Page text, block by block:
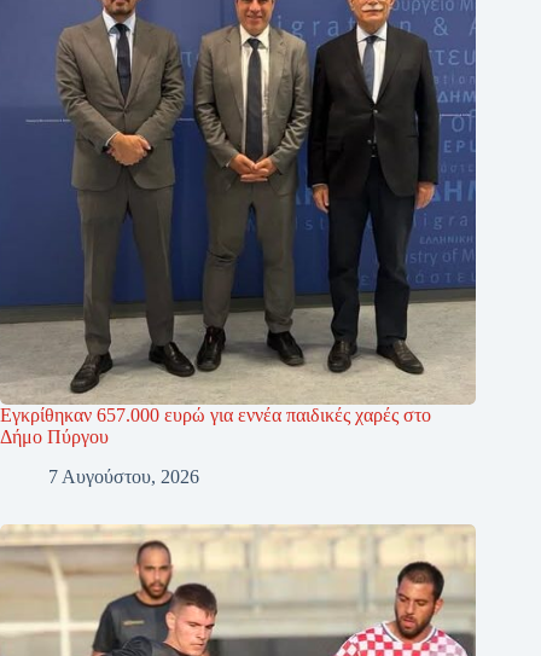
Εγκρίθηκαν 657.000 ευρώ για εννέα παιδικές χαρές στο
Δήμο Πύργου
7 Αυγούστου, 2026